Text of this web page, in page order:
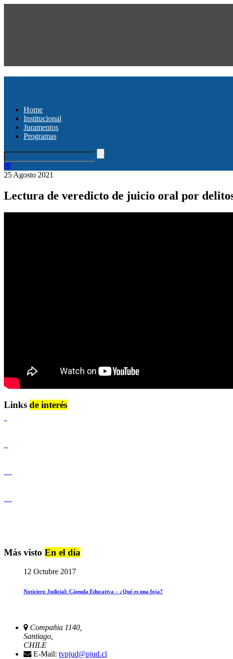
Home
Institucional
Juramentos
Programas
25 Agosto 2021
Lectura de veredicto de juicio oral por
Links de interés
Más visto En el día
12 Octubre 2017
Noticiero Judicial: Cápsula Educativa – ¿Qué es una foja?
Compañia 1140,
Santiago,
CHILE
E-Mail: tvpjud@pjud.cl